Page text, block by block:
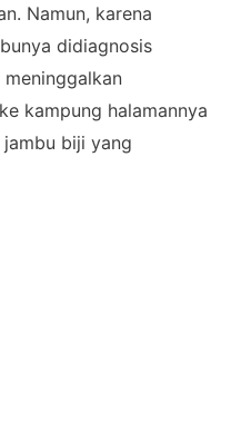
Namun, karena
didiagnosis
kampung halamannya
biji yang